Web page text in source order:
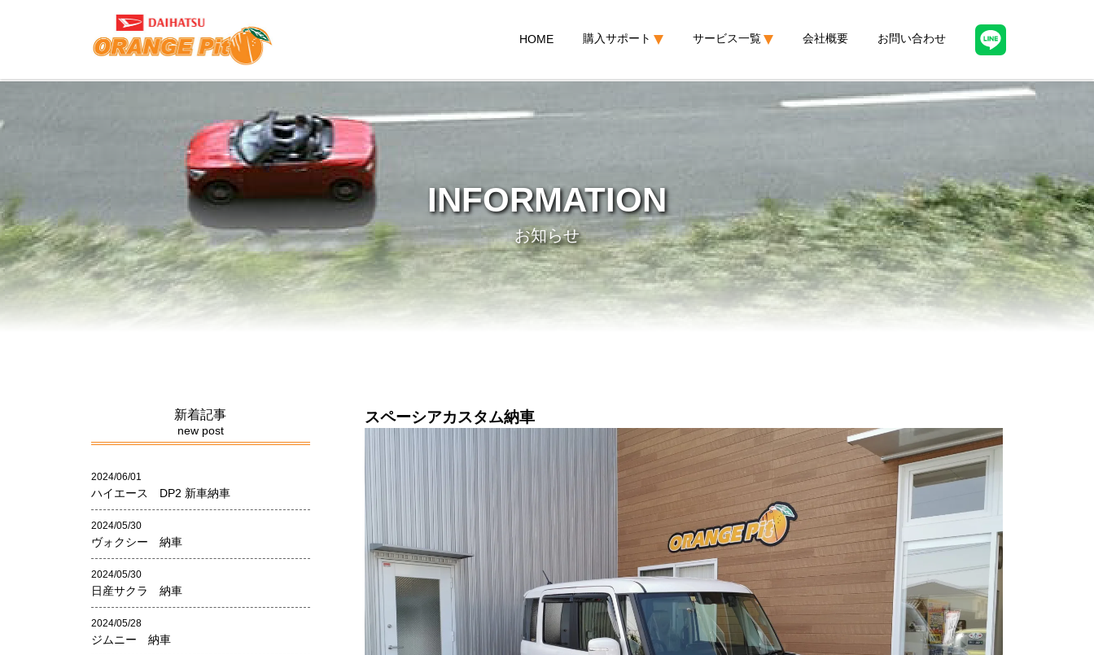
HOME 購入サポート サービス一覧 会社概要 お問い合わせ
INFORMATION
お知らせ
スペーシアカスタム納車
新着記事
new post
2024/06/01
ハイエース DP2 新車納車
2024/05/30
ヴォクシー 納車
2024/05/30
日産サクラ 納車
2024/05/28
ジムニー 納車